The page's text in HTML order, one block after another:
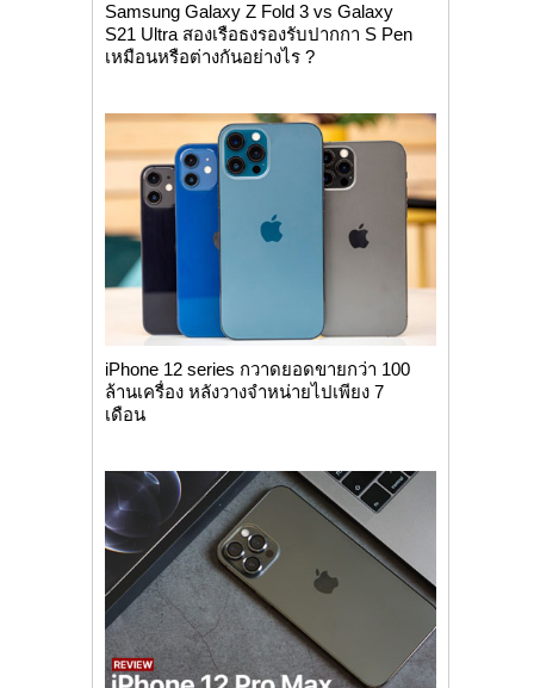
Samsung Galaxy Z Fold 3 vs Galaxy
S21 Ultra สองเรือธงรองรับปากกา S Pen
เหมือนหรือต่างกันอย่างไร ?
iPhone 12 series กวาดยอดขายกว่า 100
ล้านเครื่อง หลังวางจำหน่ายไปเพียง 7
เดือน